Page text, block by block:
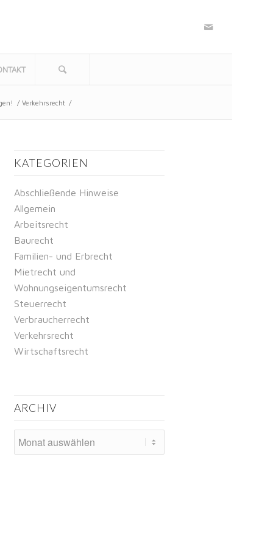
/ Verkehrsrecht /
KATEGORIEN
Abschließende Hinweise
Allgemein
Arbeitsrecht
Baurecht
Familien- und Erbrecht
Mietrecht und
Wohnungseigentumsrecht
Steuerrecht
Verbraucherrecht
Verkehrsrecht
Wirtschaftsrecht
ARCHIV